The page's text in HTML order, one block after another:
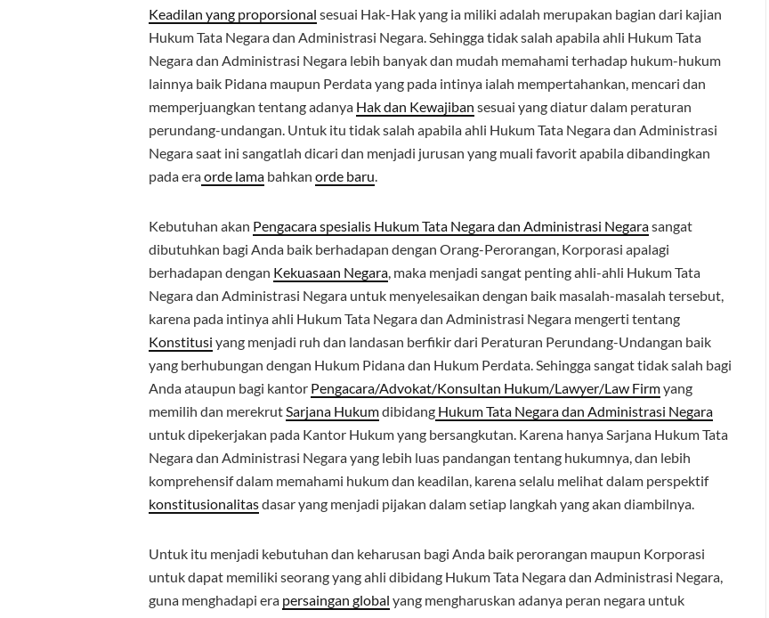
Keadilan yang proporsional sesuai Hak-Hak yang ia miliki adalah merupakan bagian dari kajian
Hukum Tata Negara dan Administrasi Negara. Sehingga tidak salah apabila ahli Hukum Tata
Negara dan Administrasi Negara lebih banyak dan mudah memahami terhadap hukum-hukum
lainnya baik Pidana maupun Perdata yang pada intinya ialah mempertahankan, mencari dan
memperjuangkan tentang adanya Hak dan Kewajiban sesuai yang diatur dalam peraturan
perundang-undangan. Untuk itu tidak salah apabila ahli Hukum Tata Negara dan Administrasi
Negara saat ini sangatlah dicari dan menjadi jurusan yang muali favorit apabila dibandingkan
pada eraorde lama bahkan orde baru.
Kebutuhan akan Pengacara spesialis Hukum Tata Negara dan Administrasi Negarasangat
dibutuhkan bagi Anda baik berhadapan dengan Orang-Perorangan, Korporasi apalagi
berhadapan dengan Kekuasaan Negara, maka menjadi sangat penting ahli-ahli Hukum Tata
Negara dan Administrasi Negara untuk menyelesaikan dengan baik masalah-masalah tersebut,
karena pada intinya ahli Hukum Tata Negara dan Administrasi Negara mengerti tentang
Konstitusi yang menjadi ruh dan landasan berfikir dari Peraturan Perundang-Undangan baik
yang berhubungan dengan Hukum Pidana dan Hukum Perdata. Sehingga sangat tidak salah bagi
Anda ataupun bagi kantor Pengacara/Advokat/Konsultan Hukum/Lawyer/Law Firmyang
memilih dan merekrutSarjana Hukumdibidang Hukum Tata Negara dan Administrasi Negara
untuk dipekerjakan pada Kantor Hukum yang bersangkutan. Karena hanya Sarjana Hukum Tata
Negara dan Administrasi Negara yang lebih luas pandangan tentang hukumnya, dan lebih
komprehensif dalam memahami hukum dan keadilan, karena selalu melihat dalam perspektif
konstitusionalitasdasar yang menjadi pijakan dalam setiap langkah yang akan diambilnya.
Untuk itu menjadi kebutuhan dan keharusan bagi Anda baik perorangan maupun Korporasi
untuk dapat memiliki seorang yang ahli dibidang Hukum Tata Negara dan Administrasi Negara,
guna menghadapi era persaingan global yang mengharuskan adanya peran negara untuk